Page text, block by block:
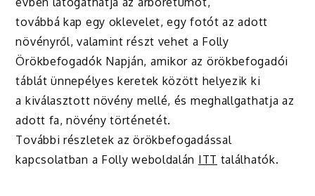
továbbá kap egy oklevelet, egy fotót az adott
növényről, valamint részt vehet a Folly
Örökbefogadók Napján, amikor az örökbefogadói
táblát ünnepélyes keretek között helyezik ki
a kiválasztott növény mellé, és meghallgathatja az
adott fa, növény történetét.
További részletek az örökbefogadással
kapcsolatban a Folly weboldalán ITT találhatók.